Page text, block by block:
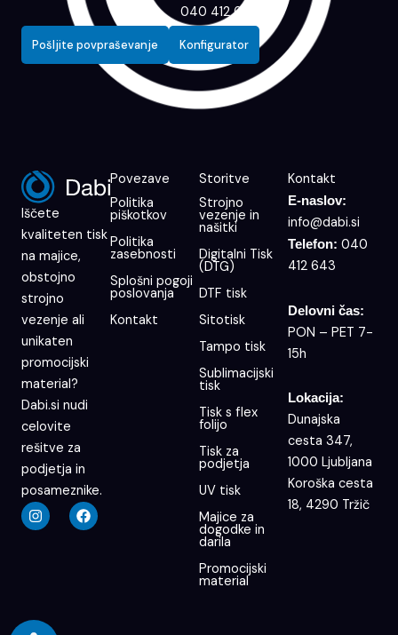
040 412 643
Pošljite povpraševanje Konfigurator
Iščete
kvaliteten tisk
na majice,
obstojno
strojno
vezenje ali
unikaten
promocijski
material?
Dabi.si nudi
celovite
rešitve za
podjetja in
posameznike.
I
n
s
m
F
a
c
Povezave
Politika
piškotkov
Politika
zasebnosti
Splošni pogoji
poslovanja
Kontakt
Storitve
Strojno
vezenje in
našitki
Digitalni Tisk
(DTG)
DTF tisk
Sitotisk
Tampo tisk
Sublimacijski
tisk
Tisk s flex
folijo
Tisk za
podjetja
UV tisk
Majice za
dogodke in
darila
Promocijski
material
Kontakt
E-naslov:
info@dabi.si
Telefon: 040
412 643
Delovni čas:
PON – PET 7-
15h
Lokacija:
Dunajska
cesta 347,
1000 Ljubljana
Koroška cesta
18, 4290 Tržič